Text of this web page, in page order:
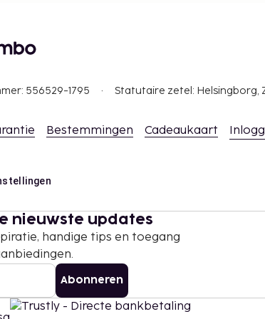
556529-1795 Statutaire zetel: Helsingborg,
Bestemmingen Cadeaukaart
nieuwste updates
handige tips en toegang
Abonneren